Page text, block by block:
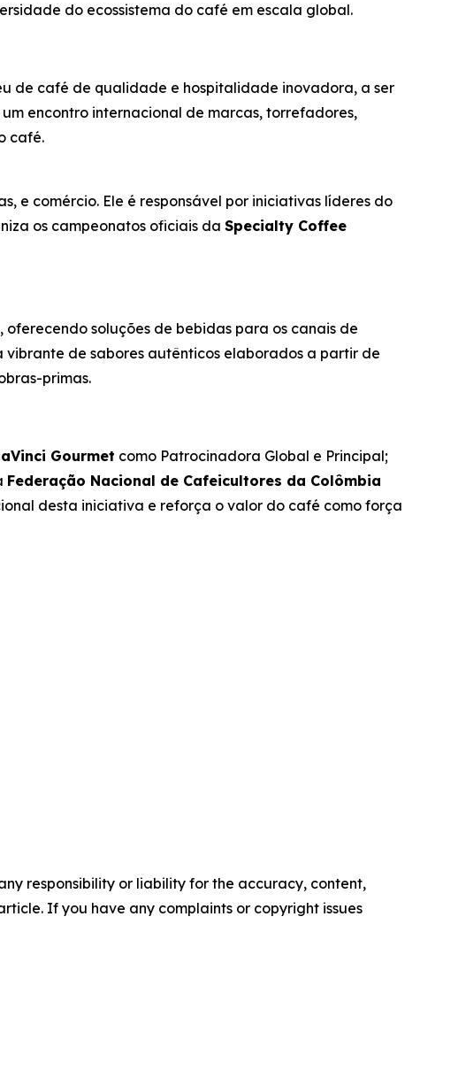
do ecossistema do café em escala global.
de café de qualidade e hospitalidade inovadora, a ser
encontro internacional de marcas, torrefadores,
café.
e comércio. Ele é responsável por iniciativas líderes do
os campeonatos oficiais da Specialty Coffee
soluções de bebidas para os canais de
vibrante de sabores autênticos elaborados a partir de
primas.
Gourmet como Patrocinadora Global e Principal;
Federação Nacional de Cafeicultores da Colômbia
desta iniciativa e reforça o valor do café como força
responsibility or liability for the accuracy, content,
If you have any complaints or copyright issues